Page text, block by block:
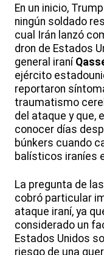
En un inicio,
ningún soldado
cual Irán lanzó
dron de Estados
general iraní
ejército
reportaron
traumatismo
del ataque y que,
conocer días
búnkers cuando
balísticos iraníes
La pregunta de
cobró particular
ataque iraní, ya
considerado un
Estados Unidos
riesgo de una